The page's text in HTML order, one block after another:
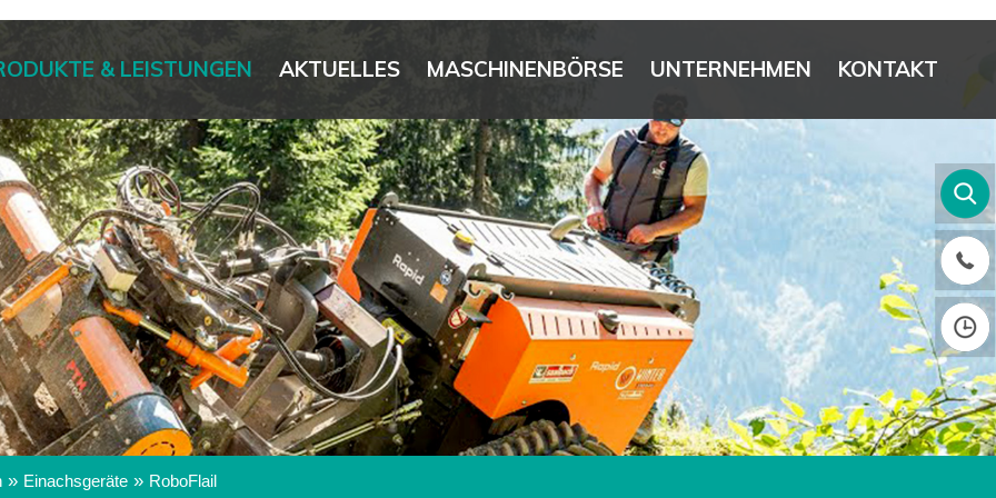
& LEISTUNGEN AKTUELLES MASCHINENBÖRSE UNTERNEHMEN KONTAKT
» Einachsgeräte» RoboFlail